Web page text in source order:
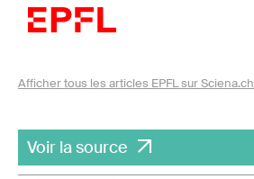
Afficher tous les articles EPFL sur Sciena.ch
Voir la source